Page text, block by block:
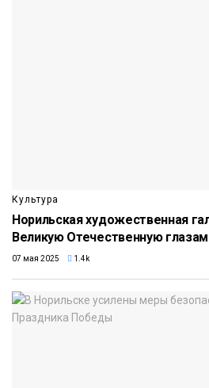
Культура
Норильская художественная
Великую Отечественную
07 мая 2025 1.4k